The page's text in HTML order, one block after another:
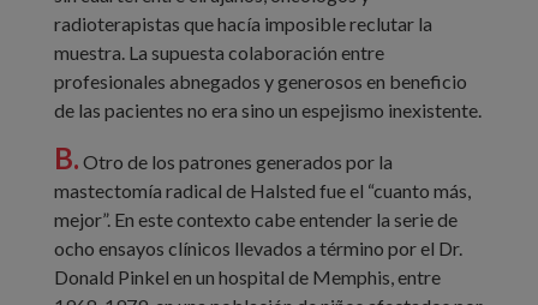
radioterapistas que hacía imposible reclutar la
muestra. La supuesta colaboración entre
profesionales abnegados y generosos en beneficio
de las pacientes no era sino un espejismo inexistente.
B. Otro de los patrones generados por la
mastectomía radical de Halsted fue el “cuanto más,
mejor”. En este contexto cabe entender la serie de
ocho ensayos clínicos llevados a término por el Dr.
Donald Pinkel en un hospital de Memphis, entre